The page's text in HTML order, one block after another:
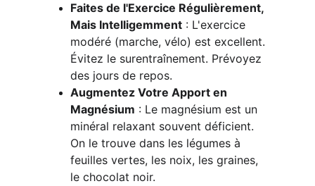
Faites de l'Exercice Régulièrement,
Mais Intelligemment : L'exercice
modéré (marche, vélo) est excellent.
Évitez le surentraînement. Prévoyez
des jours de repos.
Augmentez Votre Apport en
Magnésium : Le magnésium est un
minéral relaxant souvent déficient.
On le trouve dans les légumes à
feuilles vertes, les noix, les graines,
le chocolat noir.